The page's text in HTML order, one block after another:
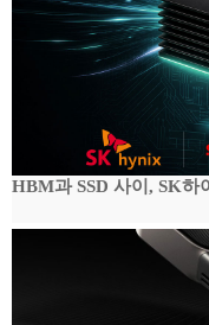
HBM과 SSD 사이, SK하